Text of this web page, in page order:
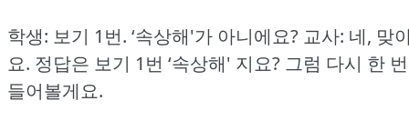
학생: 보기 1번. ‘속상해'가 아니에요? 교사: 네, 맞
요. 정답은 보기 1번 ‘속상해' 지요? 그럼 다시 한 번
들어볼게요.